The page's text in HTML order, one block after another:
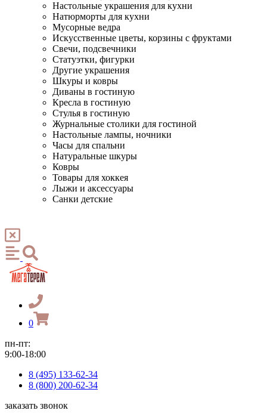
Настольные украшения для кухни
Натюрморты для кухни
Мусорные ведра
Искусственные цветы, корзины с фруктами
Свечи, подсвечники
Статуэтки, фигурки
Другие украшения
Шкуры и ковры
Диваны в гостиную
Кресла в гостиную
Стулья в гостиную
Журнальные столики для гостиной
Настольные лампы, ночники
Часы для спальни
Натуральные шкуры
Ковры
Товары для хоккея
Лыжи и аксессуары
Санки детские
0
пн-пт:
9:00-18:00
8 (495) 133-62-34
8 (800) 200-62-34
заказать звонок